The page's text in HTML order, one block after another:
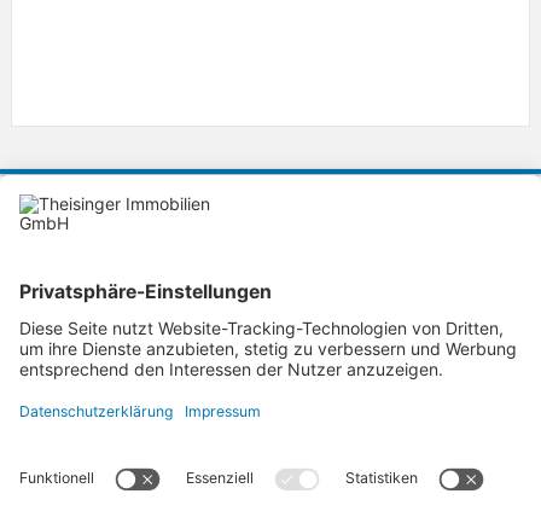
Lorenz-Schmidt-Strasse 36
85055Ingolstadt
theisinger-immobilien@t-online.de
AGB-Datenschutz Widerruf-Impressum